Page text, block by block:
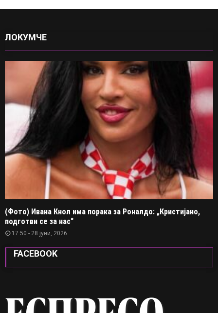
ЛОКУМЧЕ
(Фото) Ивана Кнол има порака за Роналдо: „Кристијано,
подготви се за нас“
17:50 - 28 јуни, 2026
FACEBOOK